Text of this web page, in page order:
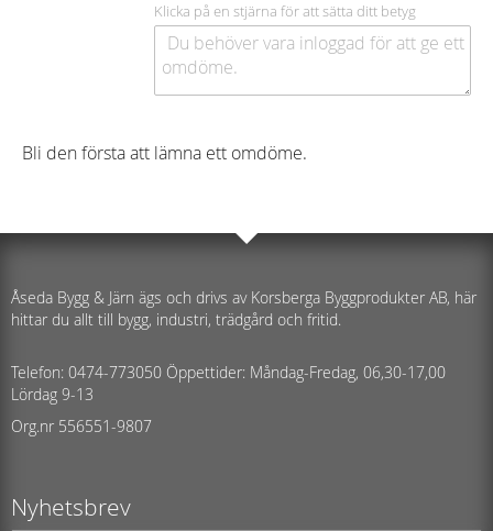
Klicka på en stjärna för att sätta ditt betyg
Bli den första att lämna ett omdöme.
Åseda Bygg & Järn ägs och drivs av Korsberga Byggprodukter AB, här
hittar du allt till bygg, industri, trädgård och fritid.
Telefon: 0474-773050 Öppettider: Måndag-Fredag, 06,30-17,00
Lördag 9-13
Org.nr 556551-9807
Nyhetsbrev